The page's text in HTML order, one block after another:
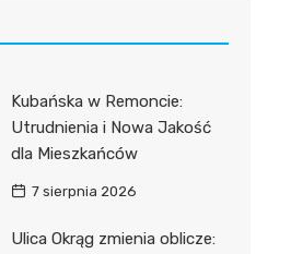
Kubańska w Remoncie:
Utrudnienia i Nowa Jakość
dla Mieszkańców
7 sierpnia 2026
Ulica Okrąg zmienia oblicze: